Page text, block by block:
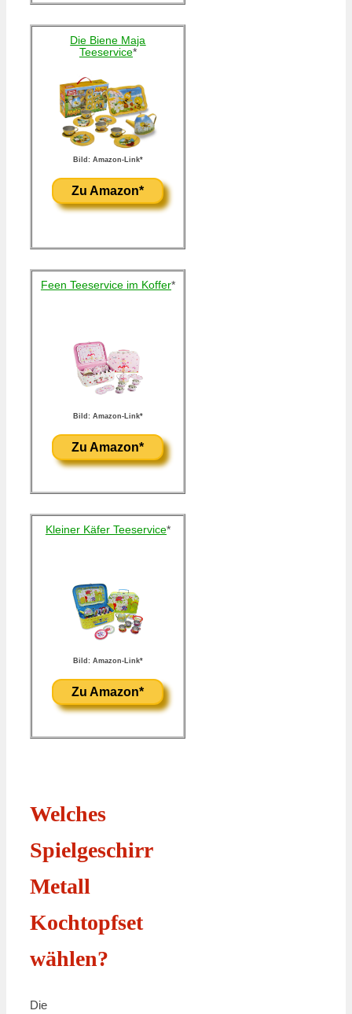
Die Biene Maja
Teeservice*
Bild: Amazon-Link*
Zu Amazon*
Feen Teeservice im Koffer*
Bild: Amazon-Link*
Zu Amazon*
Kleiner Käfer Teeservice*
Bild: Amazon-Link*
Zu Amazon*
Welches
Spielgeschirr
Metall
Kochtopfset
wählen?
Die